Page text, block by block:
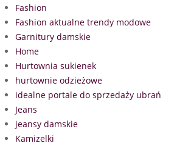
Fashion
Fashion aktualne trendy modowe
Garnitury damskie
Home
Hurtownia sukienek
hurtownie odzieżowe
idealne portale do sprzedaży ubrań
Jeans
jeansy damskie
Kamizelki